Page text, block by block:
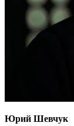
Юрий Шевчук